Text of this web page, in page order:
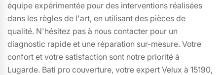
équipe expérimentée pour des interventions réalisées
dans les règles de l'art, en utilisant des pièces de
qualité. N'hésitez pas à nous contacter pour un
diagnostic rapide et une réparation sur-mesure. Votre
confort et votre satisfaction sont notre priorité à
Lugarde. Bati pro couverture, votre expert Velux à 15190,